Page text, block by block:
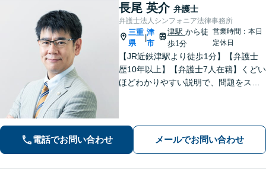
長尾 英介 弁護士
弁護士法人シンフォニア法律事務所
三重
県
|
津
市
津駅から徒
歩1分
営業時間：本日
定休日
【JR近鉄津駅より徒歩1分】【弁護士
歴10年以上】【弁護士7人在籍】くどい
ほどわかりやすい説明で、問題をスム
金を0にできる可能性があります。
電話でお問い合わせ メールでお問い合わせ